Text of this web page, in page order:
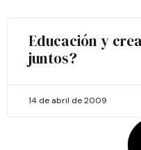
Educación y
juntos?
14 de abril de 2009